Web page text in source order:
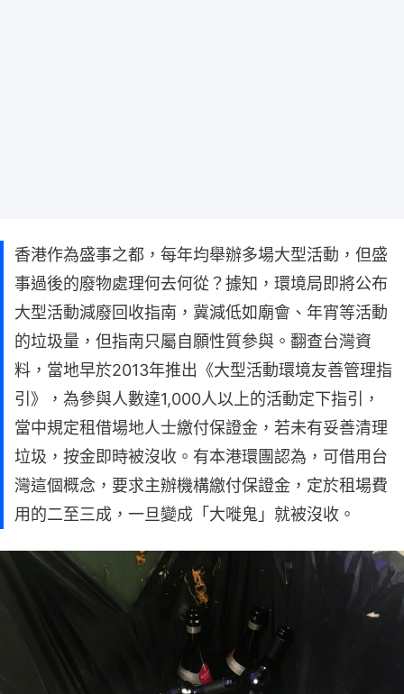
香港作為盛事之都，每年均舉辦多場大型活動，但盛
事過後的廢物處理何去何從？據知，環境局即將公布
大型活動減廢回收指南，冀減低如廟會、年宵等活動
的垃圾量，但指南只屬自願性質參與。翻查台灣資
料，當地早於2013年推出《大型活動環境友善管理指
引》，為參與人數達1,000人以上的活動定下指引，
當中規定租借場地人士繳付保證金，若未有妥善清理
垃圾，按金即時被沒收。有本港環團認為，可借用台
灣這個概念，要求主辦機構繳付保證金，定於租場費
用的二至三成，一旦變成「大嘥鬼」就被沒收。